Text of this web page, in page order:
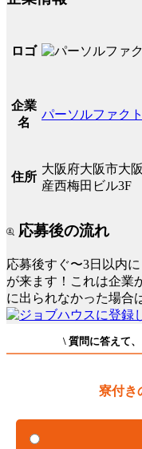
ロゴ
企業
名
パーソルファク
住所
大阪府大阪市大
産西梅田ビル3F
応募後の流れ
応募後すぐ〜3日以内に
が来ます！これは企業
に出られなかった場合
\ 質問に答えて、
寮付き